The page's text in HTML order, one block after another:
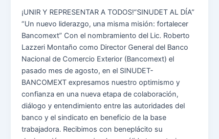
¡UNIR Y REPRESENTAR A TODOS!“SINUDET AL DÍA”
“Un nuevo liderazgo, una misma misión: fortalecer
Bancomext” Con el nombramiento del Lic. Roberto
Lazzeri Montaño como Director General del Banco
Nacional de Comercio Exterior (Bancomext) el
pasado mes de agosto, en el SINUDET-
BANCOMEXT expresamos nuestro optimismo y
confianza en una nueva etapa de colaboración,
diálogo y entendimiento entre las autoridades del
banco y el sindicato en beneficio de la base
trabajadora. Recibimos con beneplácito su